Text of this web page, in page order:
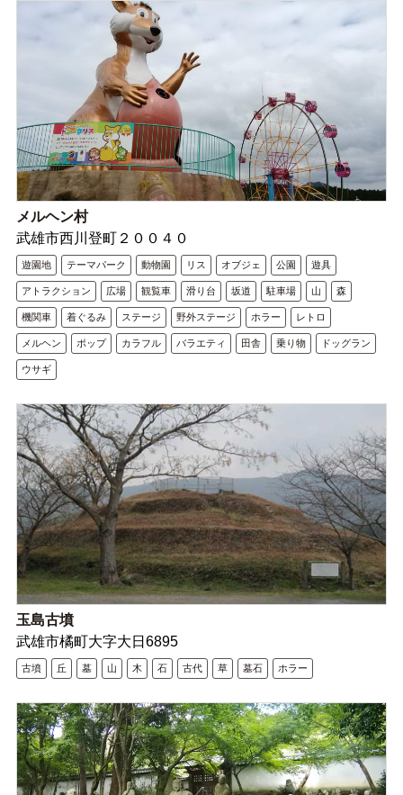
メルヘン村
武雄市西川登町２００４０
遊園地 テーマパーク 動物園 リス オブジェ 公園 遊具
アトラクション 広場 観覧車 滑り台 坂道 駐車場 山 森
機関車 着ぐるみ ステージ 野外ステージ ホラー レトロ
メルヘン ポップ カラフル バラエティ 田舎 乗り物 ドッグラン
ウサギ
玉島古墳
武雄市橘町大字大日6895
古墳 丘 墓 山 木 石 古代 草 墓石 ホラー